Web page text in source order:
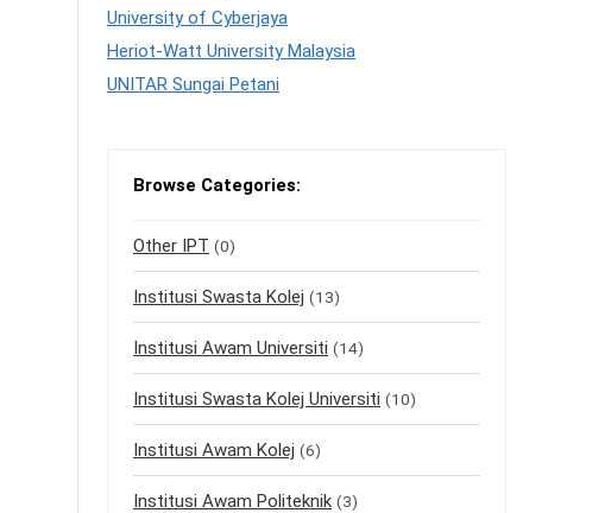
University of Cyberjaya
Heriot-Watt University Malaysia
UNITAR Sungai Petani
Browse Categories:
Other IPT (0)
Institusi Swasta Kolej (13)
Institusi Awam Universiti (14)
Institusi Swasta Kolej Universiti (10)
Institusi Awam Kolej (6)
Institusi Awam Politeknik (3)